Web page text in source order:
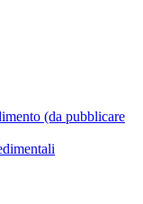
(da pubblicare